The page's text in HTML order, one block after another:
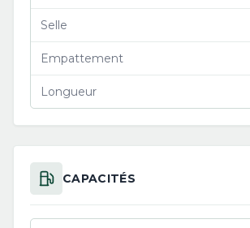
Selle
Empattement
Longueur
CAPACITÉS